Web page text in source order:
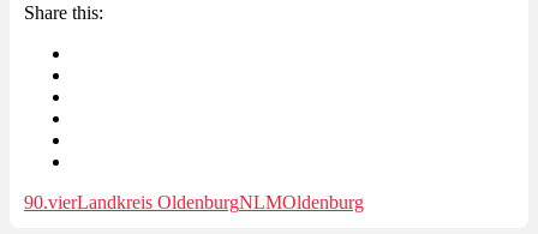
Share this:
90.vierLandkreis OldenburgNLMOldenburg